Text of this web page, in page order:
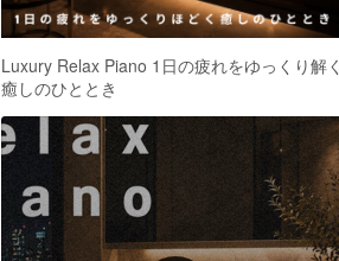
Luxury Relax Piano 1日の疲れをゆっくり解く
癒しのひととき